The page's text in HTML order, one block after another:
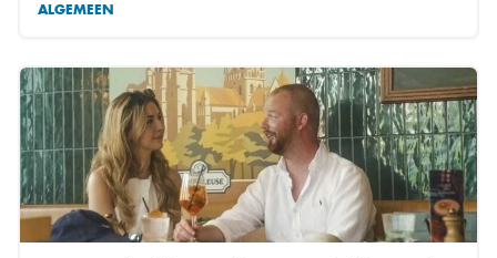
ALGEMEEN